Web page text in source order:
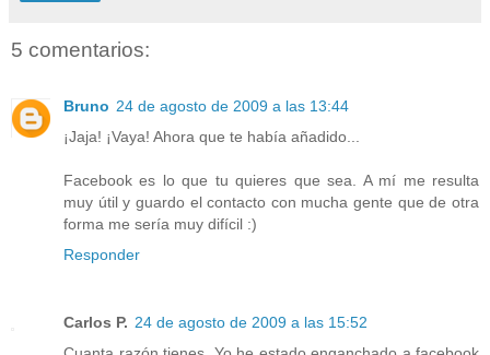
5 comentarios:
Bruno 24 de agosto de 2009 a las 13:44
¡Jaja! ¡Vaya! Ahora que te había añadido...
Facebook es lo que tu quieres que sea. A mí me resulta
muy útil y guardo el contacto con mucha gente que de otra
forma me sería muy difícil :)
Responder
Carlos P. 24 de agosto de 2009 a las 15:52